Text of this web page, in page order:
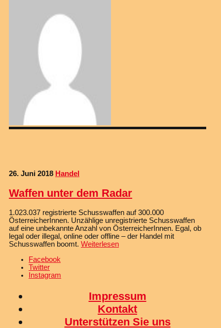
26. Juni 2018 Handel
Waffen unter dem Radar
1.023.037 registrierte Schusswaffen auf 300.000
ÖsterreicherInnen. Unzählige unregistrierte Schusswaffen
auf eine unbekannte Anzahl von ÖsterreicherInnen. Egal, ob
legal oder illegal, online oder offline – der Handel mit
Schusswaffen boomt. Weiterlesen
Facebook
Twitter
Instagram
Impressum
Kontakt
Unterstützen Sie uns